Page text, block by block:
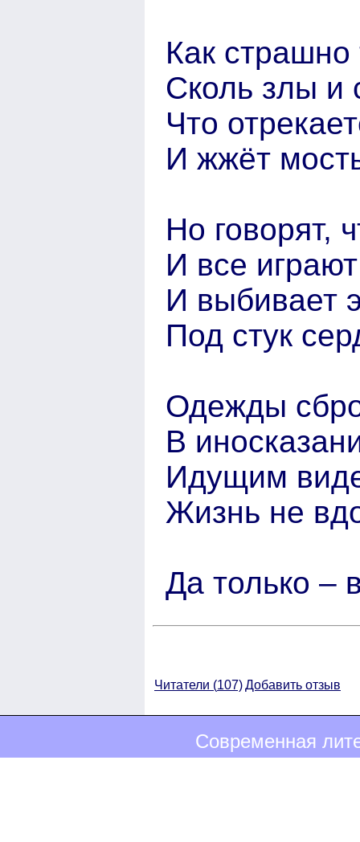
Как страшно
Сколь злы и
Что
И жжёт
Но говорят,
И все
И выбивает
Под стук
Одежды
В
Идущим
Жизнь не
Да только –
Читатели (107)Добавить отзыв
Современная